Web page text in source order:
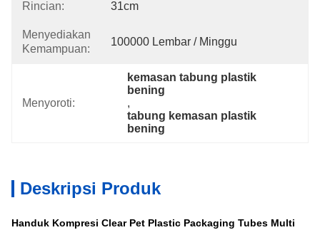
Rincian:
31cm
Menyediakan
Kemampuan:
100000 Lembar / Minggu
Menyoroti:
kemasan tabung plastik
bening
,
tabung kemasan plastik
bening
Deskripsi Produk
Handuk Kompresi Clear Pet Plastic Packaging Tubes Multi